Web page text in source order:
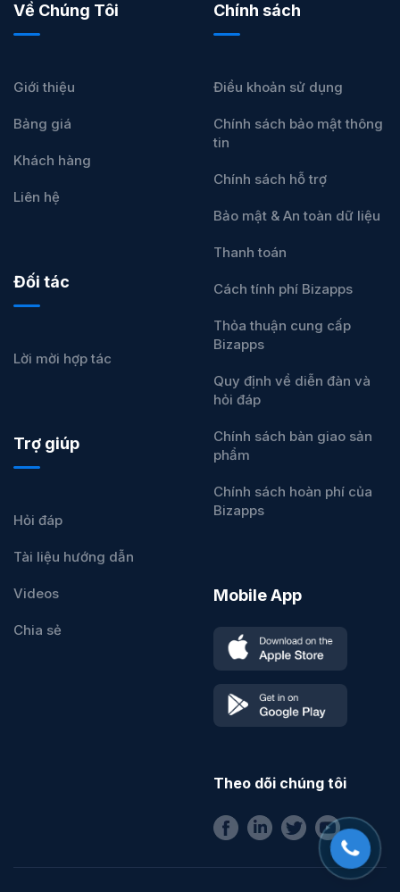
Về Chúng Tôi
Giới thiệu
Bảng giá
Khách hàng
Liên hệ
Đối tác
Lời mời hợp tác
Trợ giúp
Hỏi đáp
Tài liệu hướng dẫn
Videos
Chia sẻ
Chính sách
Điều khoản sử dụng
Chính sách bảo mật thông
tin
Chính sách hỗ trợ
Bảo mật & An toàn dữ liệu
Thanh toán
Cách tính phí Bizapps
Thỏa thuận cung cấp
Bizapps
Quy định về diễn đàn và
hỏi đáp
Chính sách bàn giao sản
phẩm
Chính sách hoàn phí của
Bizapps
Mobile App
Theo dõi chúng tôi